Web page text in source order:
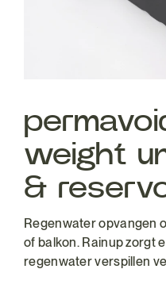
weight
&
Regenwater opvangen
of balkon. Rainup zorgt
regenwater verspillen